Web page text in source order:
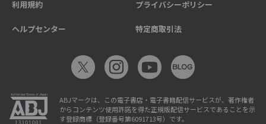
利用規約 プライバシーポリシー
ヘルプセンター 特定商取引法
ABJマークは、この電子書店・電子書籍配信サービスが、著作権者
からコンテンツ使用許諾を得た正規版配信サービスであることを示
す登録商標（登録番号第6091713号）です。